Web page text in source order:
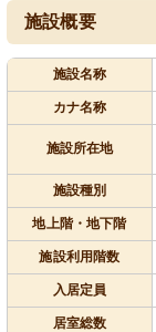
施設概要
施設名称
カナ名称
施設所在地
施設種別
地上階・地下階
施設利用階数
入居定員
居室総数